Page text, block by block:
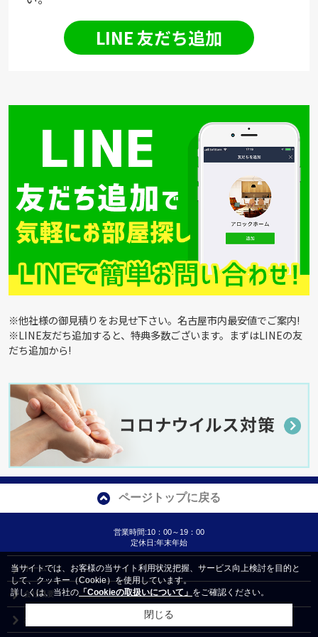
LINE 友だち追加
※他社様の御見積りをお見せ下さい。名古屋市内最安値でご案内!
※LINE友だち追加すると、特典多数ございます。まずはLINEの友
だち追加から!
ページトップに戻る
営業時間:10：00～19：00
定休日:年末年始
ホーム
会社概要
お問い合わせ
当サイトでは、お客様の当サイト利用状況把握、サービス向上検討を目的と
して、クッキー（Cookie）を使用しています。
詳しくは、当社の 「Cookieの取扱いについて」 をご確認ください。
閉じる